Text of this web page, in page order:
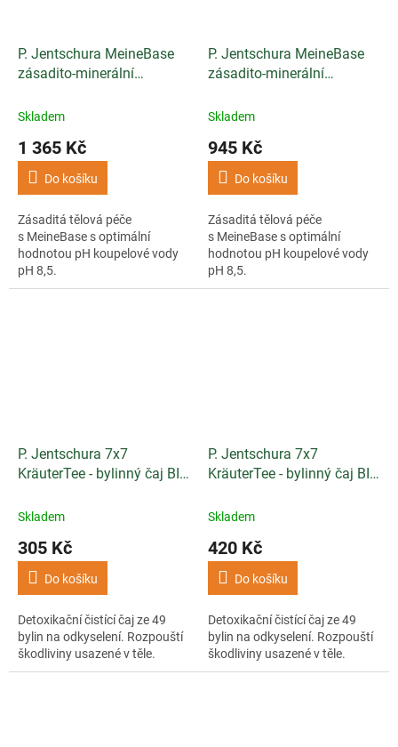
P. Jentschura MeineBase
zásadito-minerální
Skladem
1 365 Kč
Do košíku
Zásaditá tělová péče
s MeineBase s optimální
hodnotou pH koupelové vody
pH 8,5.
P. Jentschura MeineBase
zásadito-minerální
Skladem
945 Kč
Do košíku
Zásaditá tělová péče
s MeineBase s optimální
hodnotou pH koupelové vody
pH 8,5.
P. Jentschura 7x7
KräuterTee - bylinný čaj BIO
Skladem
305 Kč
Do košíku
Detoxikační čistící čaj ze 49
bylin na odkyselení. Rozpouští
škodliviny usazené v těle.
P. Jentschura 7x7
KräuterTee - bylinný čaj BIO
Skladem
420 Kč
Do košíku
Detoxikační čistící čaj ze 49
bylin na odkyselení. Rozpouští
škodliviny usazené v těle.